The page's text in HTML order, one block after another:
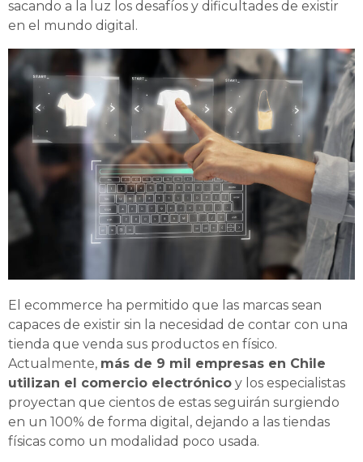
sacando a la luz los desafíos y dificultades de existir
en el mundo digital.
El ecommerce ha permitido que las marcas sean
capaces de existir sin la necesidad de contar con una
tienda que venda sus productos en físico.
Actualmente, más de 9 mil empresas en Chile
utilizan el comercio electrónico y los especialistas
proyectan que cientos de estas seguirán surgiendo
en un 100% de forma digital, dejando a las tiendas
físicas como un modalidad poco usada.